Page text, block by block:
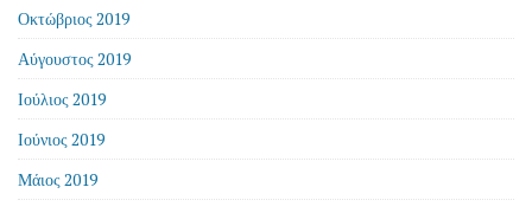
Οκτώβριος 2019
Αύγουστος 2019
Ιούλιος 2019
Ιούνιος 2019
Μάιος 2019